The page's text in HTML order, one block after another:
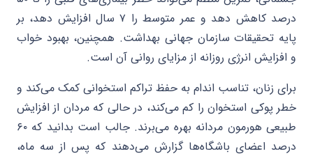
درصد کاهش دهد و عمر متوسط را ۷ سال افزایش دهد، بر
پایه تحقیقات سازمان جهانی بهداشت. همچنین، بهبود خواب
و افزایش انرژی روزانه از مزایای روانی آن است.
برای زنان، تناسب اندام به حفظ تراکم استخوانی کمک می‌کند و
خطر پوکی استخوان را کم می‌کند، در حالی که مردان از افزایش
طبیعی هورمون مردانه بهره می‌برند. جالب است بدانید که ۶۰
درصد اعضای باشگاه‌ها گزارش می‌دهند که پس از سه ماه،